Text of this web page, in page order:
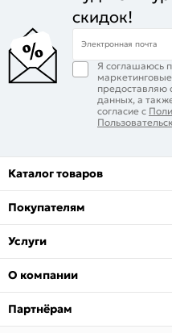
скидок!
Электронная почта
Я соглашаюсь
предоставляю
данных, а
согласие с
Каталог товаров
Покупателям
Услуги
О компании
Партнёрам